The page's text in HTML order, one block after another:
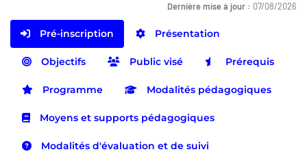
Dernière mise à jour : 07/08/2026
Pré-inscription Présentation
Objectifs Public visé Prérequis
Programme Modalités pédagogiques
Moyens et supports pédagogiques
Modalités d'évaluation et de suivi